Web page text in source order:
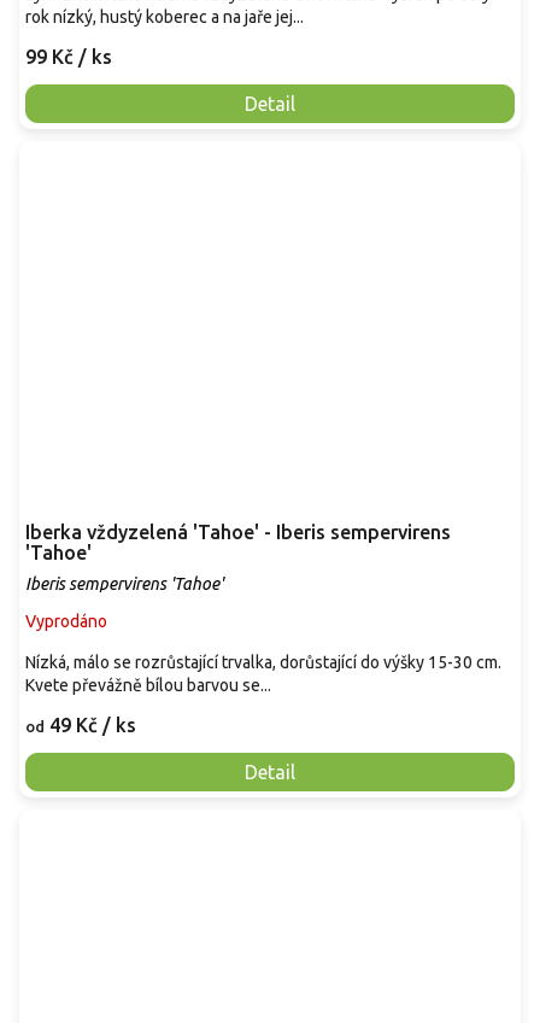
99 Kč / ks
Detail
rok nízký, hustý koberec a na jaře jej...
Iberka vždyzelená 'Tahoe' - Iberis sempervirens
'Tahoe'
Iberis sempervirens 'Tahoe'
Vyprodáno
od 49 Kč / ks
Detail
Nízká, málo se rozrůstající trvalka, dorůstající do výšky 15-30 cm.
Kvete převážně bílou barvou se...